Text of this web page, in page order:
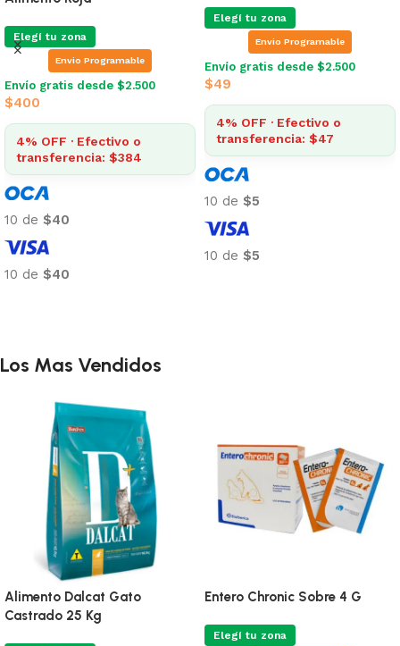
Elegí tu zona
Envio Programable
Envío gratis desde $2.500
$400
4% OFF · Efectivo o
transferencia: $384
10 de $40
10 de $40
Elegí tu zona
Envio Programable
Envío gratis desde $2.500
$49
4% OFF · Efectivo o
transferencia: $47
10 de $5
10 de $5
Los Mas Vendidos
Alimento Dalcat Gato
Castrado 25 Kg
Entero Chronic Sobre 4 G
Elegí tu zona